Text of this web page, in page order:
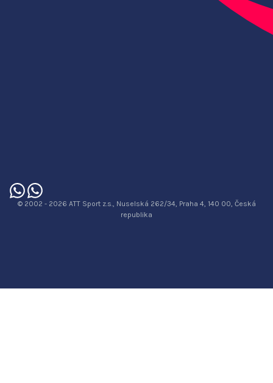
© 2002 - 2026 ATT Sport z.s., Nuselská 262/34, Praha 4, 140 00, Česká
republika